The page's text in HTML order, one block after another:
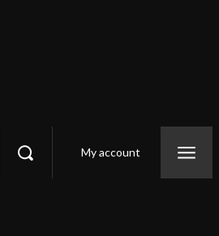
My account